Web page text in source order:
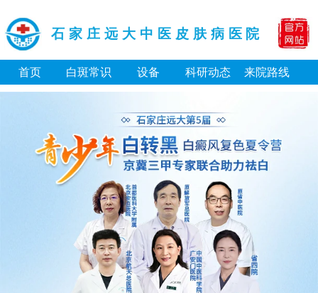
石家庄远大中医皮肤病医院
首页 白斑常识 设备 科研动态 来院路线